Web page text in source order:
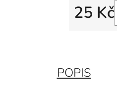
25 Kč
Měrná cena:
POPIS